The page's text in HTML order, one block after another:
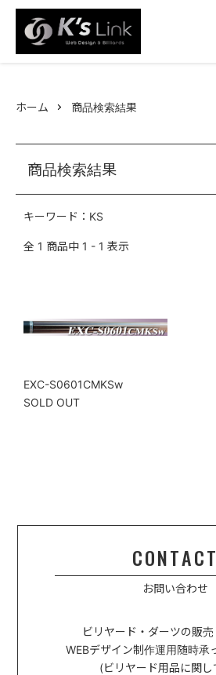
ホーム 商品検索結果
商品検索結果
キーワード：KS
全 1 商品中 1 - 1 表示
EXC-S0601CMKSw
SOLD OUT
CONTACT
お問い合わせ
ビリヤード・ダーツの販売
WEBデザイン制作運用随時承
(ビリヤード用品に関し